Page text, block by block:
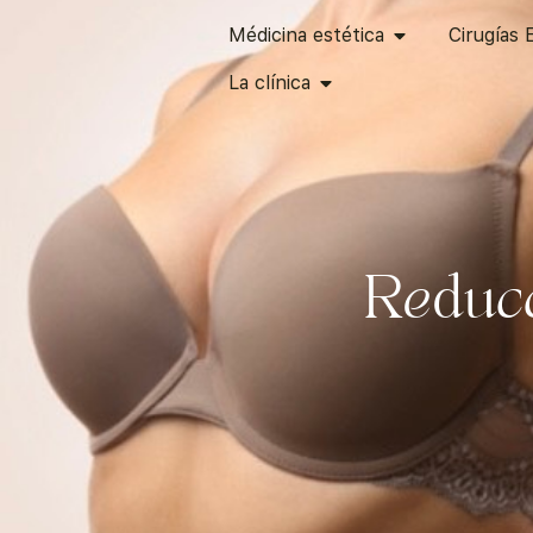
Médicina estética ABRIRCirugías
La clínica